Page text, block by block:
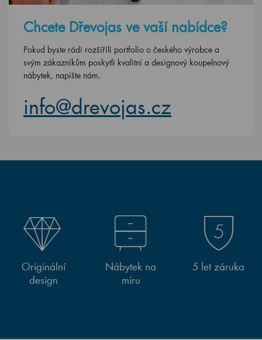
Chcete Dřevojas ve vaší nabídce?
Pokud byste rádi rozšířili portfolio o českého výrobce a
svým zákazníkům poskytli kvalitní a designový koupelnový
nábytek, napište nám.
info@drevojas.cz
Originální
design
Nábytek na
míru
5 let záruka